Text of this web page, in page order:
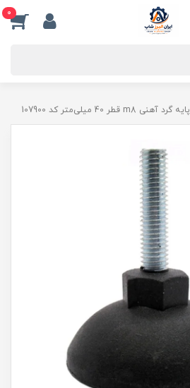
0
پایه گرد آهنی m8 قطر 40 میلی‌متر کد 107900